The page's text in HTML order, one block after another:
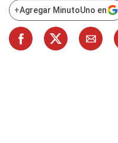
+Agregar MinutoUno en